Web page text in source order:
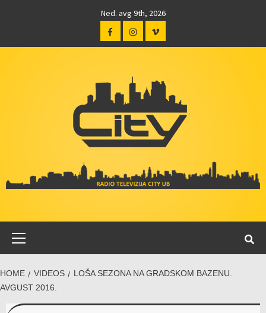
Ned. avg 9th, 2026
HOME VIDEOS
LOŠA SEZONA NA GRADSKOM BAZENU.
AVGUST 2016.